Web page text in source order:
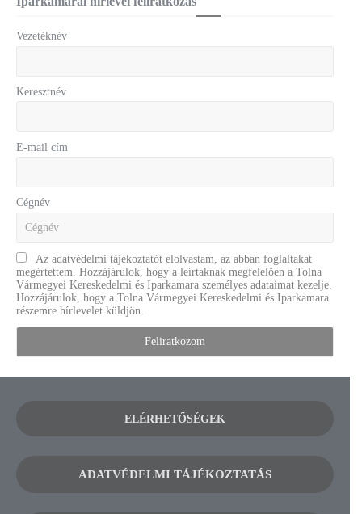
Vezetéknév
Keresztnév
E-mail cím
Cégnév
Az adatvédelmi tájékoztatót elolvastam, az abban foglaltakat
megértettem. Hozzájárulok, hogy a leírtaknak megfelelően a Tolna
Vármegyei Kereskedelmi és Iparkamara személyes adataimat kezelje.
Hozzájárulok, hogy a Tolna Vármegyei Kereskedelmi és Iparkamara
részemre hírlevelet küldjön.
ELÉRHETŐSÉGEK
ADATVÉDELMI TÁJÉKOZTATÁS